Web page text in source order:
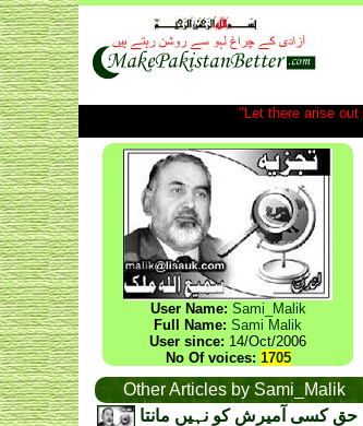
"Let there arise
User Name: Sami_Malik
Full Name: Sami Malik
User since: 14/Oct/2006
No Of voices: 1705
Other Articles by Sami_Malik
حق کسی آمیرش کو نہیں مانتا